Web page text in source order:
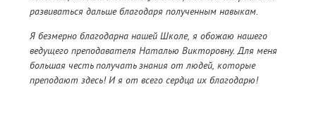
развиваться дальше благодаря полученным навыкам.
Я безмерно благодарна нашей Школе, я обожаю нашего
ведущего преподавателя Наталью Викторовну. Для меня
большая честь получать знания от людей, которые
преподают здесь! И я от всего сердца их благодарю!